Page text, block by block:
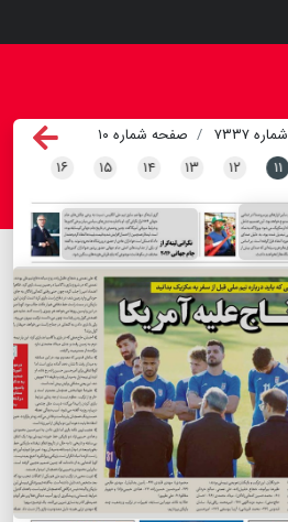
شماره ۷۳۳۷
صفحه شماره ۱۰
۱۱ ۱۲ ۱۳ ۱۴ ۱۵ ۱۶